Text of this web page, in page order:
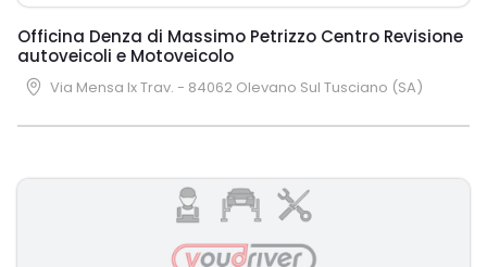
Officina Denza di Massimo Petrizzo Centro Revisione
autoveicoli e Motoveicolo
Via Mensa Ix Trav. - 84062 Olevano Sul Tusciano (SA)